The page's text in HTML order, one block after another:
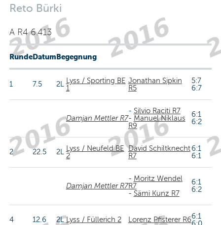
Reto Bürki
A R4 6.413
RundeDatumBegegnung
1 7.5 2L Lyss / Sporting BE
1
Jonathan Sipkin
R5
5:7
6:7
Damjan Mettler R7
- Silvio Raciti R7
- Manuel Niklaus
R9
6:1
6:2
2 22.5 2L Lyss / Neufeld BE
2
David Schiltknecht
R7
6:1
6:1
Damjan Mettler R7
- Moritz Wendel
R7
- Sämi Kunz R7
6:1
6:2
4 12.6 2LLyss / Füllerich 2 Lorenz Pfisterer R66:1